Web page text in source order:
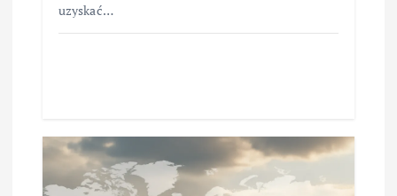
uzyskać…